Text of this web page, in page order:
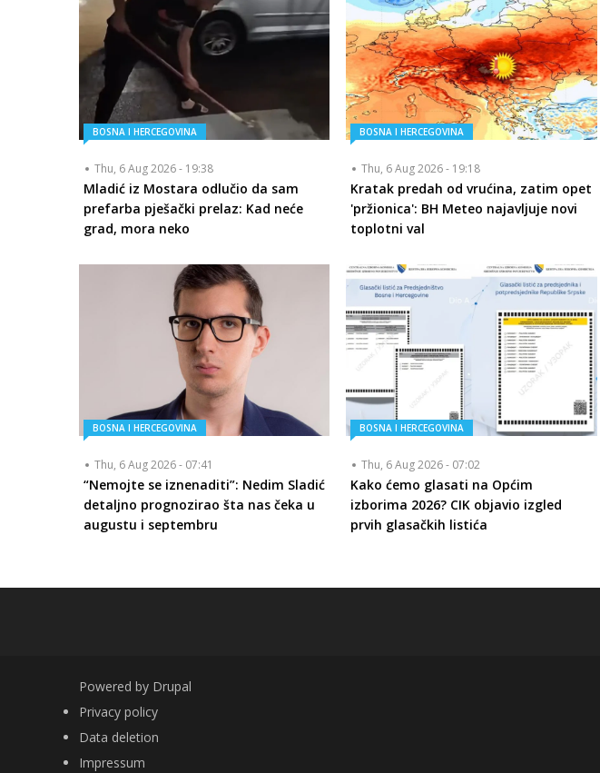
BOSNA I HERCEGOVINA
Thu, 6 Aug 2026 - 19:38
Mladić iz Mostara odlučio da sam
prefarba pješački prelaz: Kad neće
grad, mora neko
BOSNA I HERCEGOVINA
Thu, 6 Aug 2026 - 19:18
Kratak predah od vrućina, zatim opet
'pržionica': BH Meteo najavljuje novi
toplotni val
BOSNA I HERCEGOVINA
Thu, 6 Aug 2026 - 07:41
“Nemojte se iznenaditi”: Nedim Sladić
detaljno prognozirao šta nas čeka u
augustu i septembru
BOSNA I HERCEGOVINA
Thu, 6 Aug 2026 - 07:02
Kako ćemo glasati na Općim
izborima 2026? CIK objavio izgled
prvih glasačkih listića
Powered by Drupal
FOOTER
Privacy policy
Data deletion
Impressum